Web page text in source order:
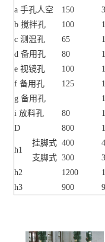
a 手孔人空
150
b 搅拌孔
100
c 测温孔
65
d 备用孔
80
e 视镜孔
100
f 备用孔
125
g 备用孔
i 放料孔
80
D
800
h1
挂脚式 400
支脚式 300
h2
1200
h3
900